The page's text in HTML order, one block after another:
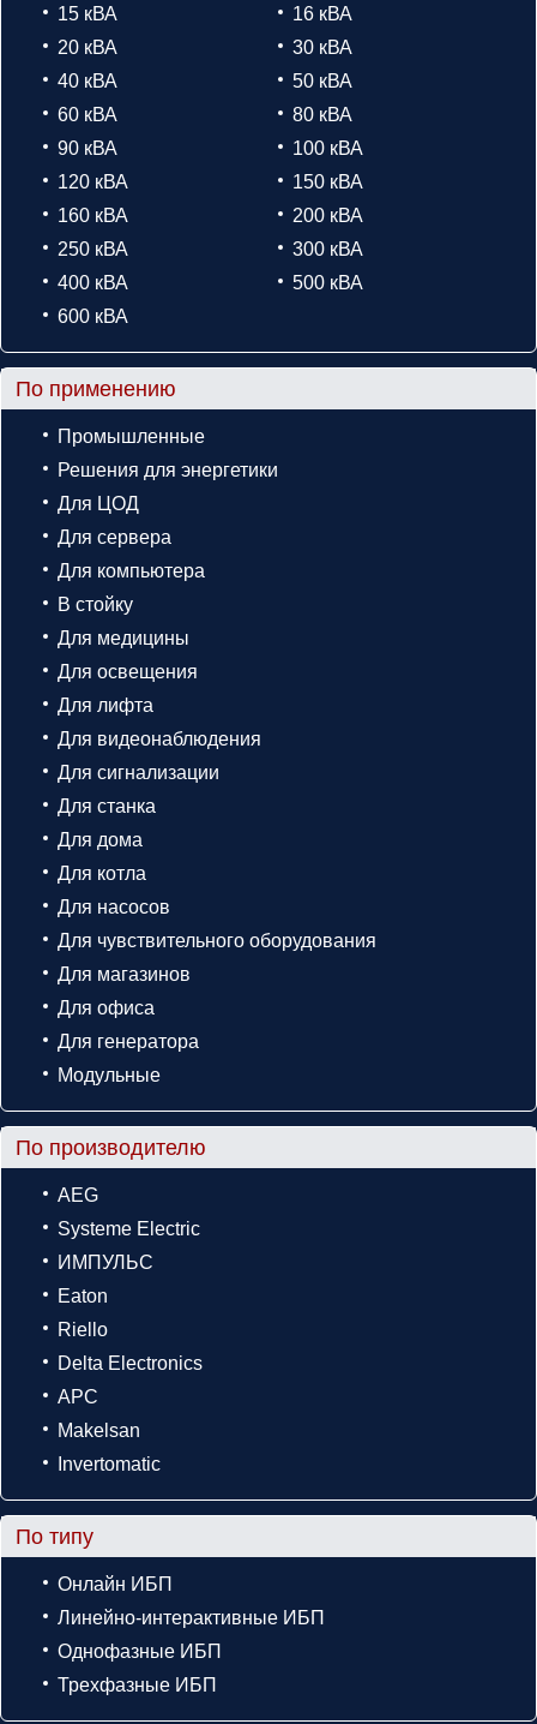
15 кВА
16 кВА
20 кВА
30 кВА
40 кВА
50 кВА
60 кВА
80 кВА
90 кВА
100 кВА
120 кВА
150 кВА
160 кВА
200 кВА
250 кВА
300 кВА
400 кВА
500 кВА
600 кВА
По применению
Промышленные
Решения для энергетики
Для ЦОД
Для сервера
Для компьютера
В стойку
Для медицины
Для освещения
Для лифта
Для видеонаблюдения
Для сигнализации
Для станка
Для дома
Для котла
Для насосов
Для чувствительного оборудования
Для магазинов
Для офиса
Для генератора
Модульные
По производителю
AEG
Systeme Electric
ИМПУЛЬС
Eaton
Riello
Delta Electronics
APC
Makelsan
Invertomatic
По типу
Онлайн ИБП
Линейно-интерактивные ИБП
Однофазные ИБП
Трехфазные ИБП